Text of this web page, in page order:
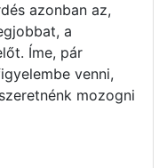
azonban az,
a
Íme, pár
venni,
mozogni